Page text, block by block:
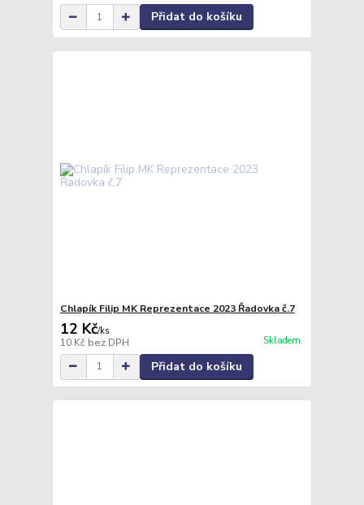
Přidat do košíku
Chlapík Filip MK Reprezentace 2023 Řadovka č.7
12 Kč/ks
10 Kč bez DPH Skladem
Přidat do košíku